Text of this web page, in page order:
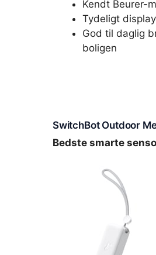
Kendt Beurer-
Tydeligt display
God til daglig
boligen
SwitchBot Outdoor
Bedste smarte